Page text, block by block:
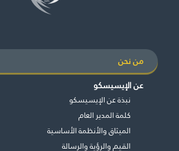
من نحن
عن الإيسيسكو
نبذة عن الإيسيسكو
كلمة المدير العام
الميثاق والأنظمة الأساسية
القيم والرؤية والرسالة